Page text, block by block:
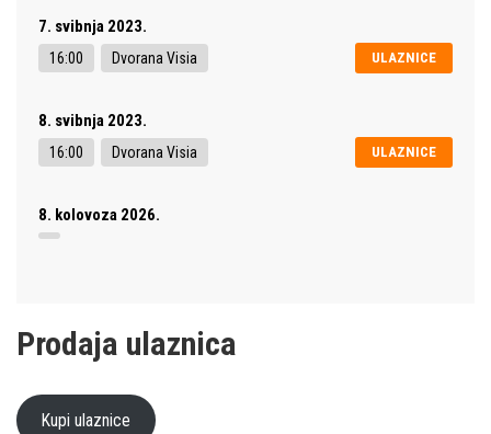
7. svibnja 2023.
ULAZNICE
16:00 Dvorana Visia
8. svibnja 2023.
ULAZNICE
16:00 Dvorana Visia
8. kolovoza 2026.
Prodaja ulaznica
Kupi ulaznice